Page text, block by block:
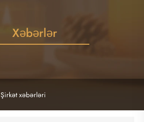
Xəbərlər
Şirkət xəbərləri